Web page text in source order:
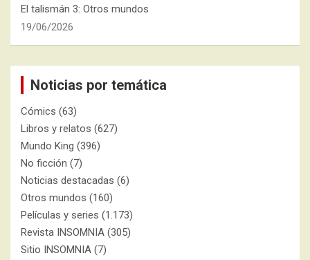
El talismán 3: Otros mundos
19/06/2026
Noticias por temática
Cómics (63)
Libros y relatos (627)
Mundo King (396)
No ficción (7)
Noticias destacadas (6)
Otros mundos (160)
Películas y series (1.173)
Revista INSOMNIA (305)
Sitio INSOMNIA (7)